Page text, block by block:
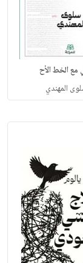
مع الخط الأح
المهندي